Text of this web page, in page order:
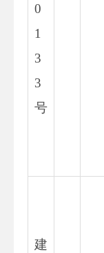
0
1
3
3
号
建